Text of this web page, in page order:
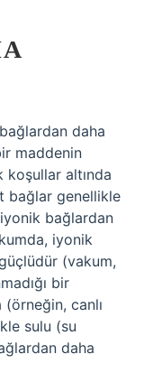
daha
maddenin
koşullar altında
bağlar genellikle
bağlardan
iyonik
(vakum,
bir
canlı
sulu (su
daha